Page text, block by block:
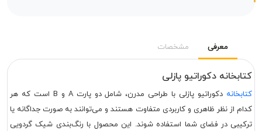
معرفی مشخصات
کتابخانه دکوراتیو پازلی
کتابخانه
دکوراتیو پازلی با طراحی مدرن، شامل دو پارت A و B است که هر
کدام از نظر ظاهری و کاربردی متفاوت هستند و می‌توانند به صورت جداگانه یا
ترکیبی در فضای شما استفاده شوند. این محصول با رنگ‌بندی شیک گردویی